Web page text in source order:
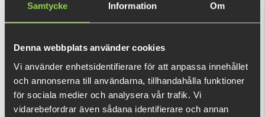
Samtycke Information Om
Denna webbplats använder cookies
Vi använder enhetsidentifierare för att anpassa innehållet
och annonserna till användarna, tillhandahålla funktioner
för sociala medier och analysera vår trafik. Vi
vidarebefordrar även sådana identifierare och annan
Den här produkten ger dig 158 fishcoins
nu!
INFORMATION
Detta bete kom 2019, är Bang StickZ från Z-MAN ett
måste-ha bete när förutsättningarna kräver finesse fiske!